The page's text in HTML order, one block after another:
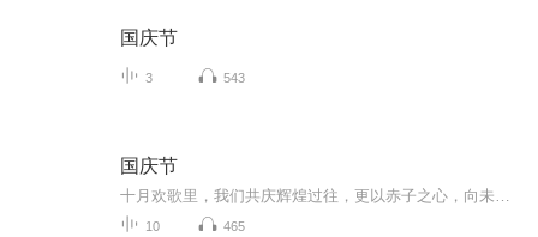
国庆节
3 543
国庆节
10 465